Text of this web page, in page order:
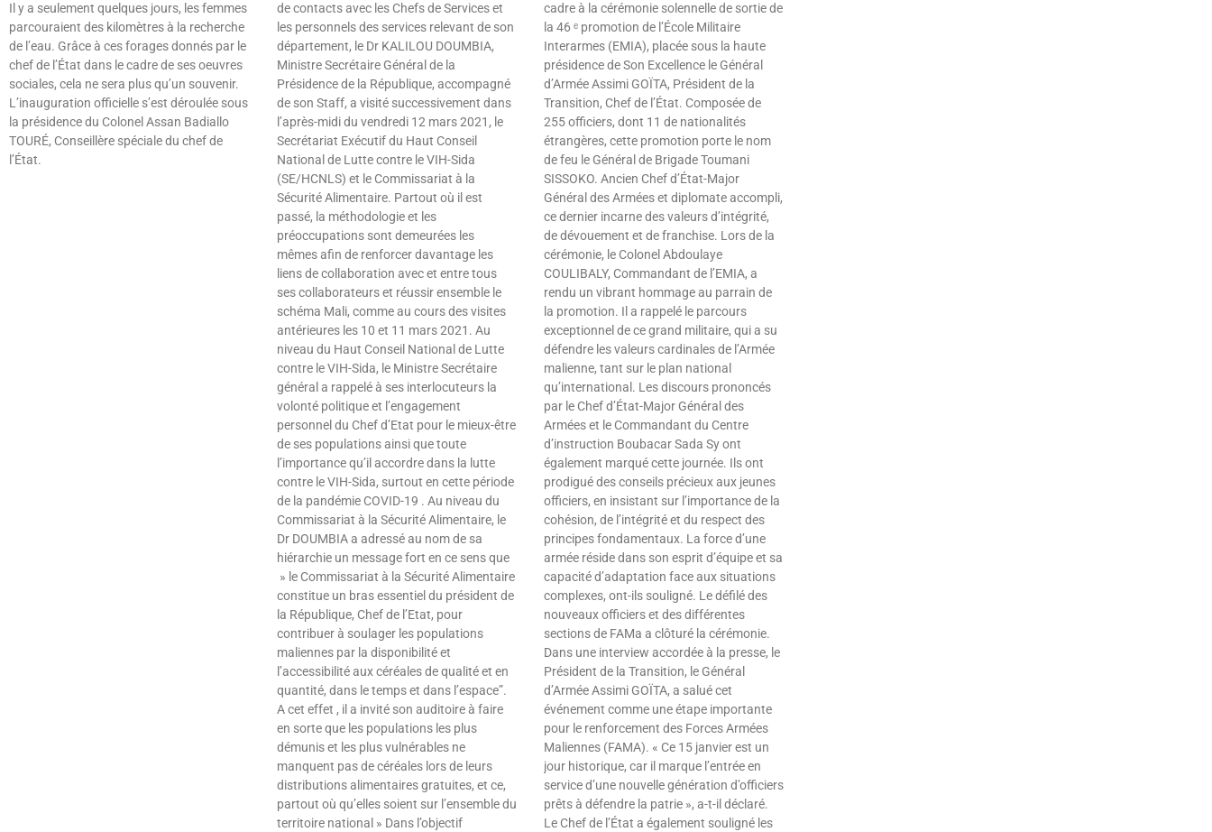
Il y a seulement quelques jours, les femmes
parcouraient des kilomètres à la recherche
de l’eau. Grâce à ces forages donnés par le
chef de l’État dans le cadre de ses oeuvres
sociales, cela ne sera plus qu’un souvenir.
L’inauguration officielle s’est déroulée sous
la présidence du Colonel Assan Badiallo
TOURÉ, Conseillère spéciale du chef de
l’État.
de contacts avec les Chefs de Services et
les personnels des services relevant de son
département, le Dr KALILOU DOUMBIA,
Ministre Secrétaire Général de la
Présidence de la République, accompagné
de son Staff, a visité successivement dans
l’après-midi du vendredi 12 mars 2021, le
Secrétariat Exécutif du Haut Conseil
National de Lutte contre le VIH-Sida
(SE/HCNLS) et le Commissariat à la
Sécurité Alimentaire. Partout où il est
passé, la méthodologie et les
préoccupations sont demeurées les
mêmes afin de renforcer davantage les
liens de collaboration avec et entre tous
ses collaborateurs et réussir ensemble le
schéma Mali, comme au cours des visites
antérieures les 10 et 11 mars 2021. Au
niveau du Haut Conseil National de Lutte
contre le VIH-Sida, le Ministre Secrétaire
général a rappelé à ses interlocuteurs la
volonté politique et l’engagement
personnel du Chef d’Etat pour le mieux-être
de ses populations ainsi que toute
l’importance qu’il accordre dans la lutte
contre le VIH-Sida, surtout en cette période
de la pandémie COVID-19 . Au niveau du
Commissariat à la Sécurité Alimentaire, le
Dr DOUMBIA a adressé au nom de sa
hiérarchie un message fort en ce sens que
» le Commissariat à la Sécurité Alimentaire
constitue un bras essentiel du président de
la République, Chef de l’Etat, pour
contribuer à soulager les populations
maliennes par la disponibilité et
l’accessibilité aux céréales de qualité et en
quantité, dans le temps et dans l’espace”.
A cet effet , il a invité son auditoire à faire
en sorte que les populations les plus
démunis et les plus vulnérables ne
manquent pas de céréales lors de leurs
distributions alimentaires gratuites, et ce,
partout où qu’elles soient sur l’ensemble du
territoire national » Dans l’objectif
cadre à la cérémonie solennelle de sortie de
la 46 ᵉ promotion de l’École Militaire
Interarmes (EMIA), placée sous la haute
présidence de Son Excellence le Général
d’Armée Assimi GOÏTA, Président de la
Transition, Chef de l’État. Composée de
255 officiers, dont 11 de nationalités
étrangères, cette promotion porte le nom
de feu le Général de Brigade Toumani
SISSOKO. Ancien Chef d’État-Major
Général des Armées et diplomate accompli,
ce dernier incarne des valeurs d’intégrité,
de dévouement et de franchise. Lors de la
cérémonie, le Colonel Abdoulaye
COULIBALY, Commandant de l’EMIA, a
rendu un vibrant hommage au parrain de
la promotion. Il a rappelé le parcours
exceptionnel de ce grand militaire, qui a su
défendre les valeurs cardinales de l’Armée
malienne, tant sur le plan national
qu’international. Les discours prononcés
par le Chef d’État-Major Général des
Armées et le Commandant du Centre
d’instruction Boubacar Sada Sy ont
également marqué cette journée. Ils ont
prodigué des conseils précieux aux jeunes
officiers, en insistant sur l’importance de la
cohésion, de l’intégrité et du respect des
principes fondamentaux. La force d’une
armée réside dans son esprit d’équipe et sa
capacité d’adaptation face aux situations
complexes, ont-ils souligné. Le défilé des
nouveaux officiers et des différentes
sections de FAMa a clôturé la cérémonie.
Dans une interview accordée à la presse, le
Président de la Transition, le Général
d’Armée Assimi GOÏTA, a salué cet
événement comme une étape importante
pour le renforcement des Forces Armées
Maliennes (FAMA). « Ce 15 janvier est un
jour historique, car il marque l’entrée en
service d’une nouvelle génération d’officiers
prêts à défendre la patrie », a-t-il déclaré.
Le Chef de l’État a également souligné les